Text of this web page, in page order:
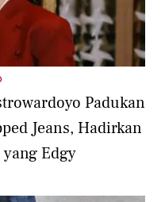
Padukan
Jeans, Hadirkan
Edgy